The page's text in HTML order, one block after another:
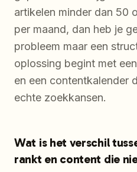
artikelen minder dan 50
per maand, dan heb je
probleem maar een
oplossing begint met
en een contentkalender
echte zoekkansen.
Wat is het verschil
rankt en content die